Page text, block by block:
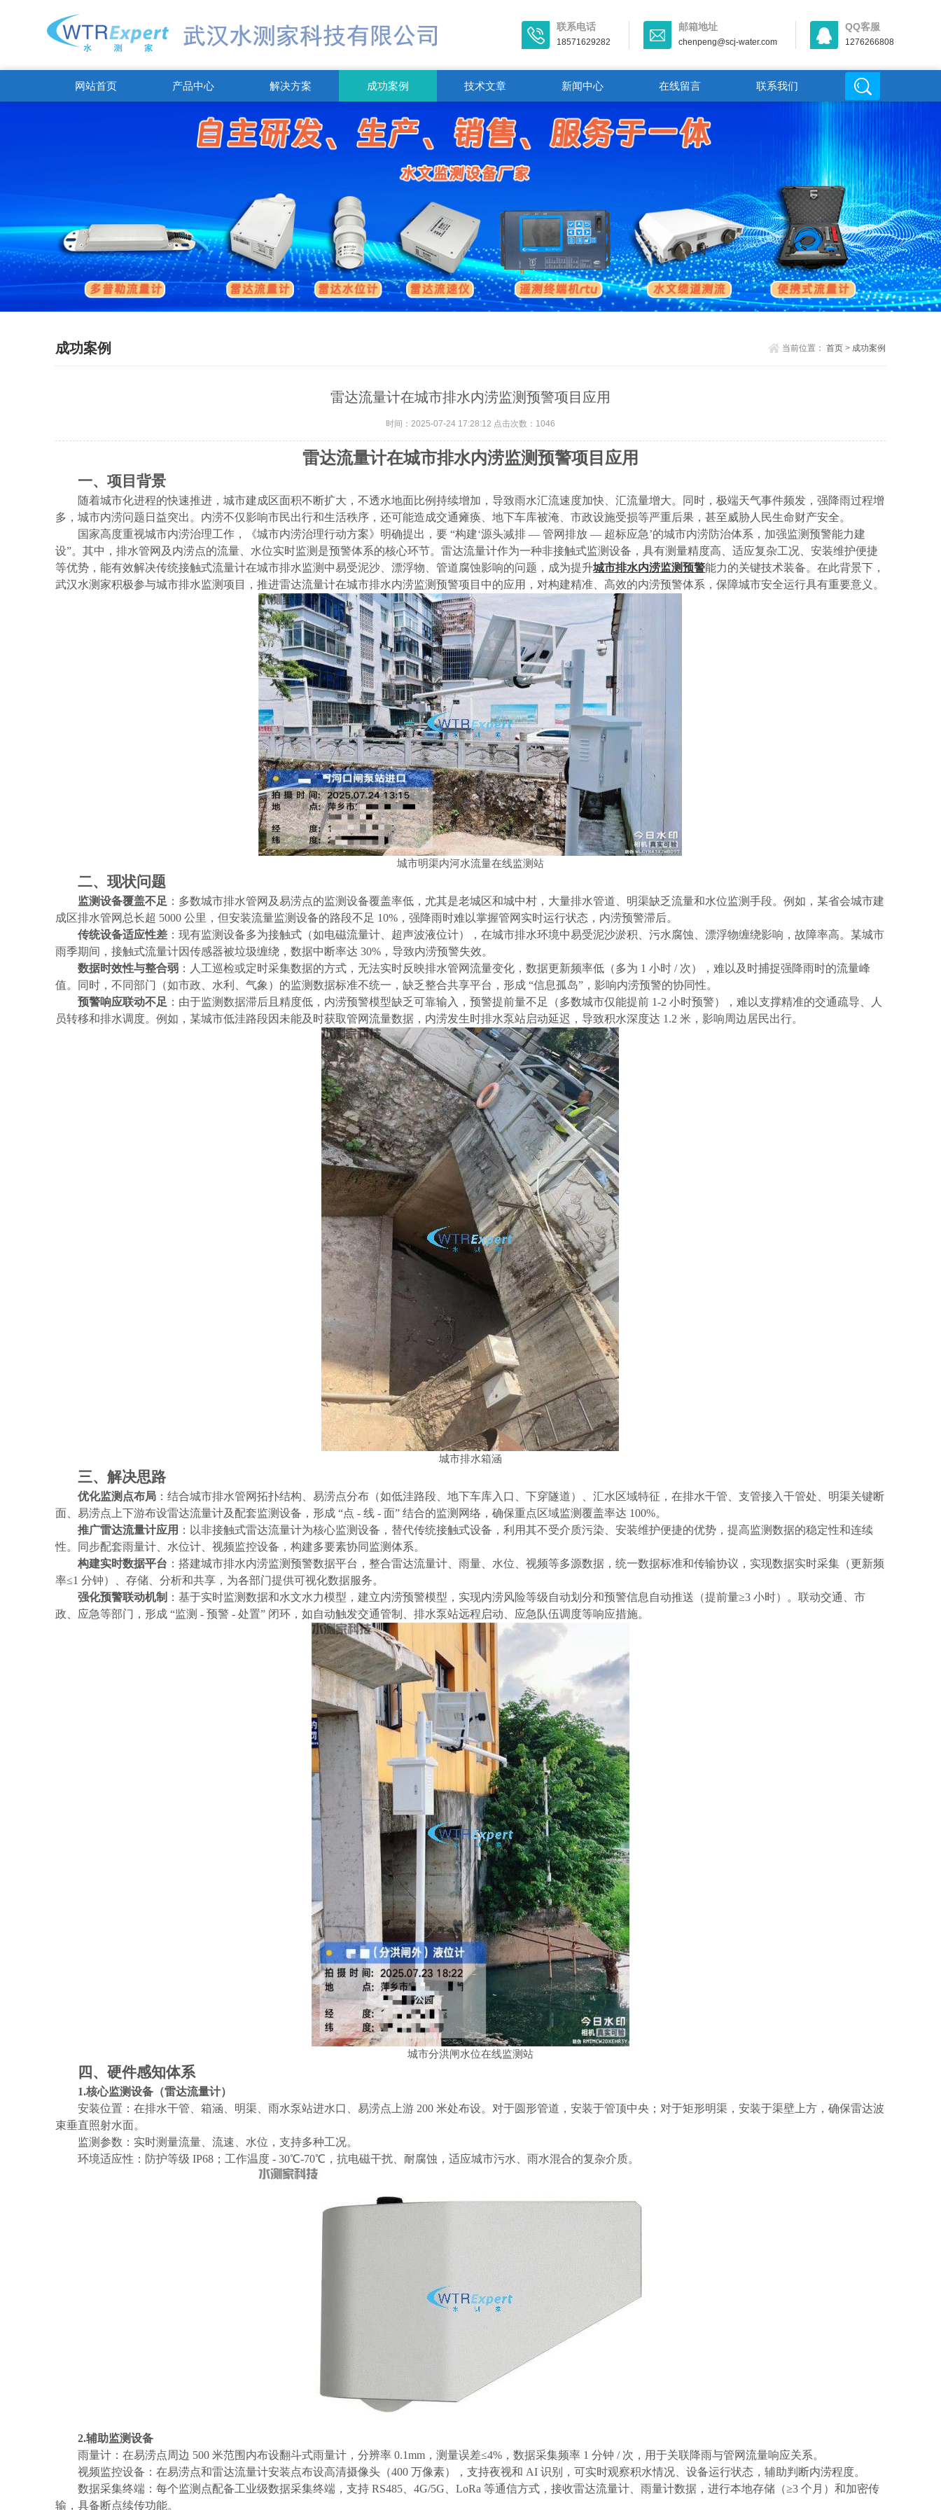
联系电话
18571629282
邮箱地址
chenpeng@scj-water.com
QQ客服
1276266808
网站首页 产品中心 解决方案 成功案例 技术文章 新闻中心 在线留言 联系我们
成功案例 当前位置： 首页> 成功案例
雷达流量计在城市排水内涝监测预警项目应用
时间：2025-07-24 17:28:12 点击次数： 1046
雷达流量计在城市排水内涝监测预警项目应用
一、项目背景
随着城市化进程的快速推进，城市建成区面积不断扩大，不透水地面比例持续增加，导致雨水汇流速度加快、汇流量增大。同时，极端天气事件频发，强降雨过程增
多，城市内涝问题日益突出。内涝不仅影响市民出行和生活秩序，还可能造成交通瘫痪、地下车库被淹、市政设施受损等严重后果，甚至威胁人民生命财产安全。
国家高度重视城市内涝治理工作，《城市内涝治理行动方案》明确提出，要 “构建‘源头减排 — 管网排放 — 超标应急’的城市内涝防治体系，加强监测预警能力建
设”。其中，排水管网及内涝点的流量、水位实时监测是预警体系的核心环节。雷达流量计作为一种非接触式监测设备，具有测量精度高、适应复杂工况、安装维护便捷
等优势，能有效解决传统接触式流量计在城市排水监测中易受泥沙、漂浮物、管道腐蚀影响的问题，成为提升城市排水内涝监测预警能力的关键技术装备。在此背景下，
武汉水测家积极参与城市排水监测项目，推进雷达流量计在城市排水内涝监测预警项目中的应用，对构建精准、高效的内涝预警体系，保障城市安全运行具有重要意义。
城市明渠内河水流量在线监测站
二、现状问题
监测设备覆盖不足 ：多数城市排水管网及易涝点的监测设备覆盖率低，尤其是老城区和城中村，大量排水管道、明渠缺乏流量和水位监测手段。例如，某省会城市建
成区排水管网总长超 5000 公里，但安装流量监测设备的路段不足 10%，强降雨时难以掌握管网实时运行状态，内涝预警滞后。
传统设备适应性差 ：现有监测设备多为接触式（如电磁流量计、超声波液位计），在城市排水环境中易受泥沙淤积、污水腐蚀、漂浮物缠绕影响，故障率高。某城市
雨季期间，接触式流量计因传感器被垃圾缠绕，数据中断率达 30%，导致内涝预警失效。
数据时效性与整合弱 ：人工巡检或定时采集数据的方式，无法实时反映排水管网流量变化，数据更新频率低（多为 1 小时 / 次），难以及时捕捉强降雨时的流量峰
值。同时，不同部门（如市政、水利、气象）的监测数据标准不统一，缺乏整合共享平台，形成 “信息孤岛”，影响内涝预警的协同性。
预警响应联动不足 ：由于监测数据滞后且精度低，内涝预警模型缺乏可靠输入，预警提前量不足（多数城市仅能提前 1-2 小时预警），难以支撑精准的交通疏导、人
员转移和排水调度。例如，某城市低洼路段因未能及时获取管网流量数据，内涝发生时排水泵站启动延迟，导致积水深度达 1.2 米，影响周边居民出行。
城市排水箱涵
三、解决思路
优化监测点布局 ：结合城市排水管网拓扑结构、易涝点分布（如低洼路段、地下车库入口、下穿隧道）、汇水区域特征，在排水干管、支管接入干管处、明渠关键断
面、易涝点上下游布设雷达流量计及配套监测设备，形成 “点 - 线 - 面” 结合的监测网络，确保重点区域监测覆盖率达 100%。
推广雷达流量计应用 ：以非接触式雷达流量计为核心监测设备，替代传统接触式设备，利用其不受介质污染、安装维护便捷的优势，提高监测数据的稳定性和连续
性。同步配套雨量计、水位计、视频监控设备，构建多要素协同监测体系。
构建实时数据平台 ：搭建城市排水内涝监测预警数据平台，整合雷达流量计、雨量、水位、视频等多源数据，统一数据标准和传输协议，实现数据实时采集（更新频
率≤1 分钟）、存储、分析和共享，为各部门提供可视化数据服务。
强化预警联动机制 ：基于实时监测数据和水文水力模型，建立内涝预警模型，实现内涝风险等级自动划分和预警信息自动推送（提前量≥3 小时）。联动交通、市
政、应急等部门，形成 “监测 - 预警 - 处置” 闭环，如自动触发交通管制、排水泵站远程启动、应急队伍调度等响应措施。
城市分洪闸水位在线监测站
四、硬件感知体系
1.核心监测设备（雷达流量计）
安装位置：在排水干管、箱涵、明渠、雨水泵站进水口、易涝点上游 200 米处布设。对于圆形管道，安装于管顶中央；对于矩形明渠，安装于渠壁上方，确保雷达波
束垂直照射水面。
监测参数：实时测量流量、流速、水位，支持多种工况。
环境适应性：防护等级 IP68；工作温度 - 30℃-70℃，抗电磁干扰、耐腐蚀，适应城市污水、雨水混合的复杂介质。
2.辅助监测设备
雨量计：在易涝点周边 500 米范围内布设翻斗式雨量计，分辨率 0.1mm，测量误差≤4%，数据采集频率 1 分钟 / 次，用于关联降雨与管网流量响应关系。
视频监控设备：在易涝点和雷达流量计安装点布设高清摄像头（400 万像素），支持夜视和 AI 识别，可实时观察积水情况、设备运行状态，辅助判断内涝程度。
数据采集终端：每个监测点配备工业级数据采集终端，支持 RS485、4G/5G、LoRa 等通信方式，接收雷达流量计、雨量计数据，进行本地存储（≥3 个月）和加密传
输，具备断点续传功能。